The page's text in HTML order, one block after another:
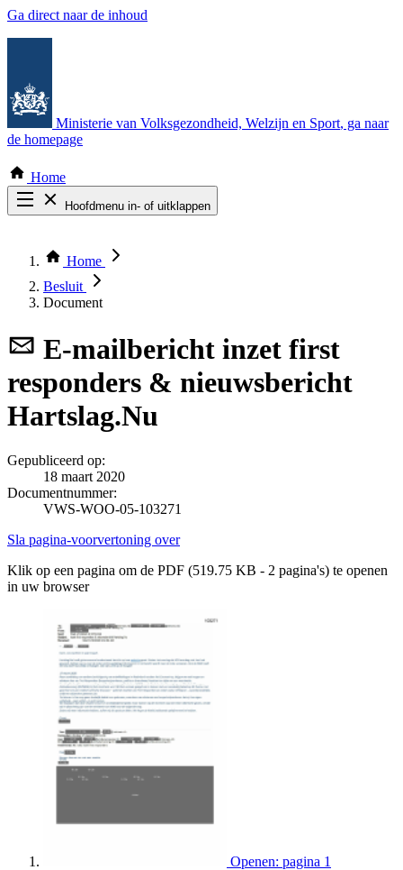
Ga direct naar de inhoud
Ministerie van Volksgezondheid, Welzijn en Sport, ga naar
de homepage
Home
Hoofdmenu in- of uitklappen
Thema COVID-19
Bekijk per bestuursorgaan
Home
Besluit
Document
E-mailbericht inzet first
responders & nieuwsbericht
Hartslag.Nu
Gepubliceerd op:
18 maart 2020
Documentnummer:
VWS-WOO-05-103271
Sla pagina-voorvertoning over
Klik op een pagina om de PDF (519.75 KB - 2 pagina's) te openen
in uw browser
Openen: pagina 1